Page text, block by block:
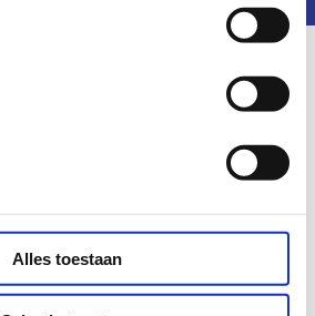
Alles toestaan